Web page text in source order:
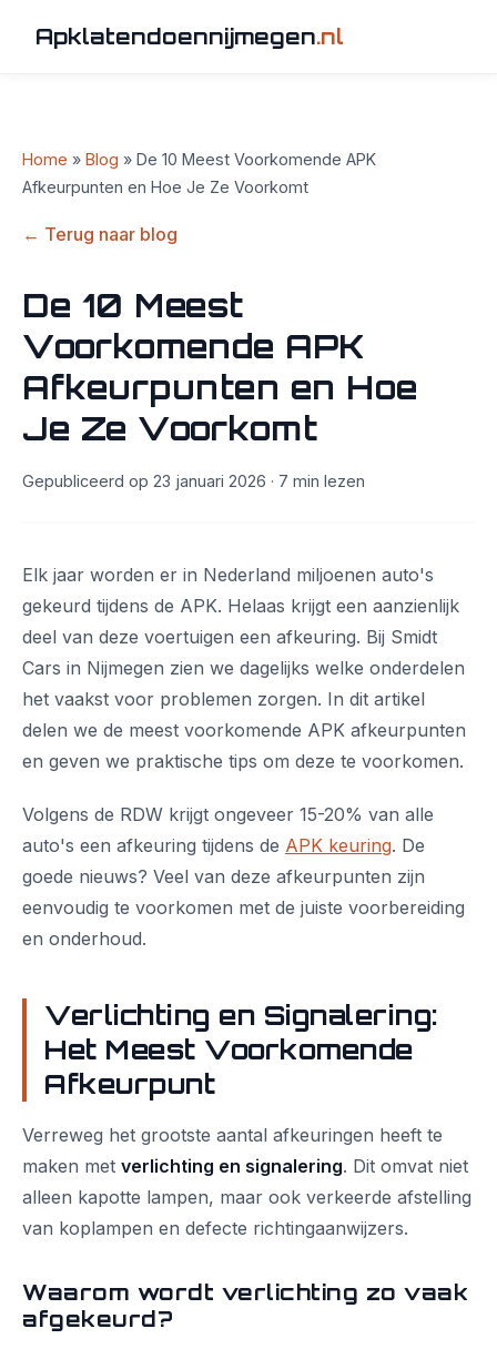
Apklatendoennijmegen.nl
Home » Blog » De 10 Meest Voorkomende APK
Afkeurpunten en Hoe Je Ze Voorkomt
← Terug naar blog
De 10 Meest
Voorkomende APK
Afkeurpunten en Hoe
Je Ze Voorkomt
Gepubliceerd op 23 januari 2026 · 7 min lezen
Elk jaar worden er in Nederland miljoenen auto's
gekeurd tijdens de APK. Helaas krijgt een aanzienlijk
deel van deze voertuigen een afkeuring. Bij Smidt
Cars in Nijmegen zien we dagelijks welke onderdelen
het vaakst voor problemen zorgen. In dit artikel
delen we de meest voorkomende APK afkeurpunten
en geven we praktische tips om deze te voorkomen.
Volgens de RDW krijgt ongeveer 15-20% van alle
auto's een afkeuring tijdens de APK keuring. De
goede nieuws? Veel van deze afkeurpunten zijn
eenvoudig te voorkomen met de juiste voorbereiding
en onderhoud.
Verlichting en Signalering:
Het Meest Voorkomende
Afkeurpunt
Verreweg het grootste aantal afkeuringen heeft te
maken met verlichting en signalering. Dit omvat niet
alleen kapotte lampen, maar ook verkeerde afstelling
van koplampen en defecte richtingaanwijzers.
Waarom wordt verlichting zo vaak
afgekeurd?